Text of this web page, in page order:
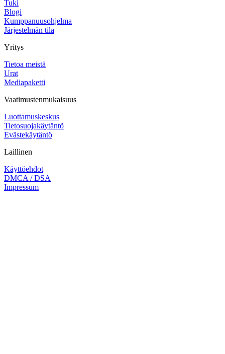
Tuki
Blogi
Kumppanuusohjelma
Järjestelmän tila
Yritys
Tietoa meistä
Urat
Mediapaketti
Vaatimustenmukaisuus
Luottamuskeskus
Tietosuojakäytäntö
Evästekäytäntö
Laillinen
Käyttöehdot
DMCA / DSA
Impressum